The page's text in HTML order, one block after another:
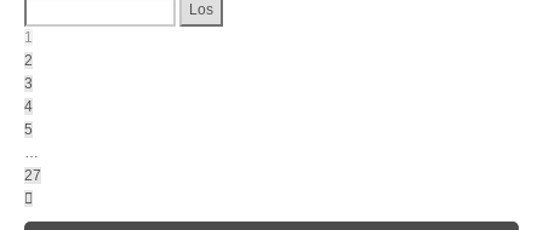
27
1
2
3
4
5
…
27